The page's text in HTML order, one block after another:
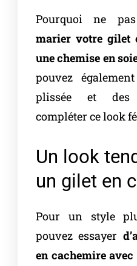
Pourquoi ne
marier votre gilet
une chemise en
pouvez
plissée et des
compléter ce look
Un look
un gilet en
Pour un style
pouvez essayer
en cachemire